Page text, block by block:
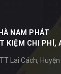
NAM PHÁT
KIỆM CHI PHÍ,
Lai Cách,